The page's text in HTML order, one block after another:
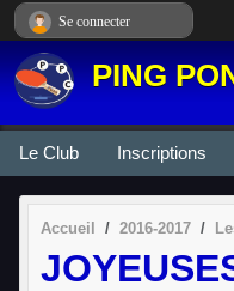
PING
Le Club Inscriptions
Accueil 2016-2017
Se connecter
Panneau de gestion des